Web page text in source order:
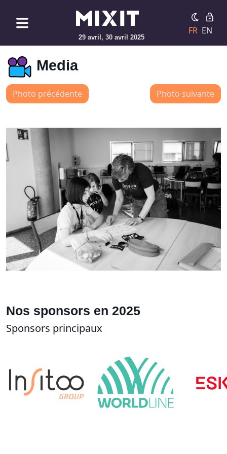
29 avril, 30 avril 2025
FR EN
Media
Photo précédente Photo suivante
Nos sponsors en 2025
Sponsors principaux